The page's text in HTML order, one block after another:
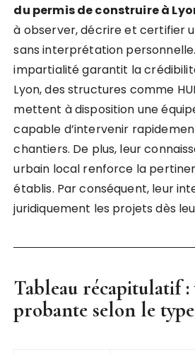
du permis de construire à
à observer, décrire et certifier
sans interprétation personnelle.
impartialité garantit la
Lyon, des structures comme
mettent à disposition une
capable d’intervenir
chantiers. De plus, leur
urbain local renforce la
établis. Par conséquent, leur
juridiquement les projets dès
Tableau récapitulatif
probante selon le